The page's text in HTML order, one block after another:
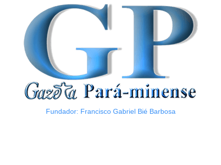
Fundador: Francisco Gabriel Bié Barbosa